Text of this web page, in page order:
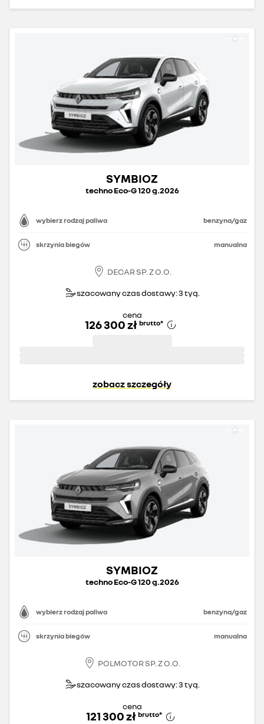
SYMBIOZ
techno Eco-G 120 g.2026
wybierz rodzaj paliwa benzyna/gaz
skrzynia biegów manualna
DECAR SP. Z O.O.
szacowany czas dostawy: 3 tyg.
cena
126 300 zł brutto*
zobacz szczegóły
SYMBIOZ
techno Eco-G 120 g.2026
wybierz rodzaj paliwa benzyna/gaz
skrzynia biegów manualna
POLMOTOR SP. Z O.O.
szacowany czas dostawy: 3 tyg.
cena
121 300 zł brutto*